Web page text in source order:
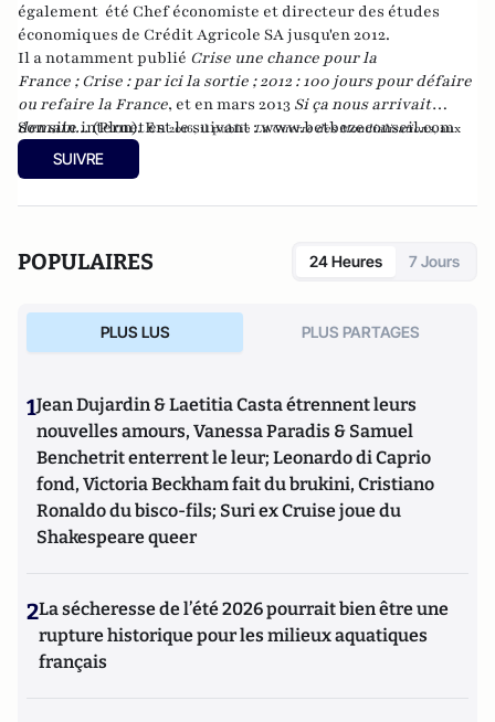
également été Chef économiste et directeur des études
économiques de Crédit Agricole SA jusqu'en 2012.
Il a notamment publié Crise une chance pour la
France ; Crise : par ici la sortie ; 2012 : 100 jours pour défaire
ou refaire la France, et en mars 2013 Si ça nous arrivait
demain...(Plon). En2016, il publie La Guerre des Mondialisations, aux
éditions Economica
et en 2017 "La France, ce malade imaginaire"
chez le même éditeur.
Son site internet est le suivant :www.betbezeconseil.com
SUIVRE
POPULAIRES 24 Heures 7 Jours
PLUS LUS PLUS PARTAGES
1Jean Dujardin & Laetitia Casta étrennent leurs
nouvelles amours, Vanessa Paradis & Samuel
Benchetrit enterrent le leur; Leonardo di Caprio
fond, Victoria Beckham fait du brukini, Cristiano
Ronaldo du bisco-fils; Suri ex Cruise joue du
Shakespeare queer
2La sécheresse de l’été 2026 pourrait bien être une
rupture historique pour les milieux aquatiques
français